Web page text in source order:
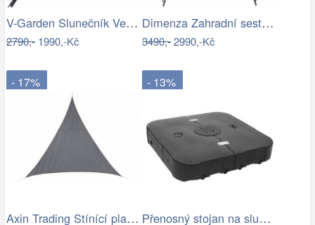
V-Garden Slunečník VeGA 300 - béžový
2790,-1990,-Kč
Dimenza Zahradní sestava MADRID se…
3490,-2990,-Kč
- 17%
Axin Trading Stínící plachta…
- 13%
Přenosný stojan na slunečník Dekorhome